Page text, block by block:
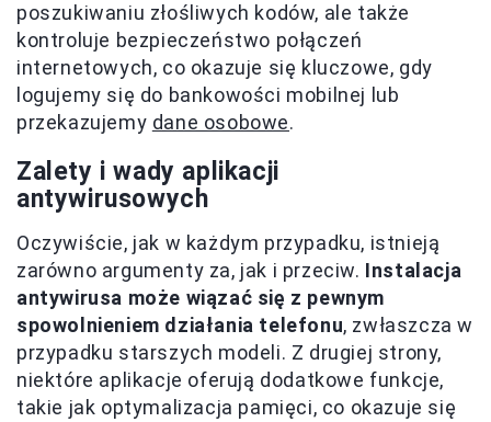
poszukiwaniu złośliwych kodów, ale także
kontroluje bezpieczeństwo połączeń
internetowych, co okazuje się kluczowe, gdy
logujemy się do bankowości mobilnej lub
przekazujemy dane osobowe.
Zalety i wady aplikacji
antywirusowych
Oczywiście, jak w każdym przypadku, istnieją
zarówno argumenty za, jak i przeciw. Instalacja
antywirusa może wiązać się z pewnym
spowolnieniem działania telefonu, zwłaszcza w
przypadku starszych modeli. Z drugiej strony,
niektóre aplikacje oferują dodatkowe funkcje,
takie jak optymalizacja pamięci, co okazuje się